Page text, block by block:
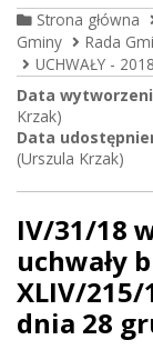
Strona główna
Gminy
Rada
UCHWAŁY - 2018
Data
Krzak)
Data
(Urszula Krzak)
IV/31/18
uchwały
XLIV/215/
dnia 28